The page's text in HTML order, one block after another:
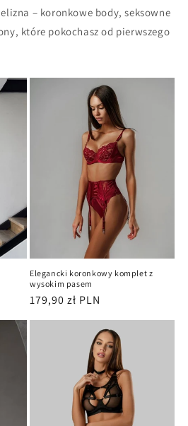
– koronkowe body, seksowne
które pokochasz od pierwszego
Elegancki koronkowy komplet z
wysokim pasem
Cena
179,90 zł PLN